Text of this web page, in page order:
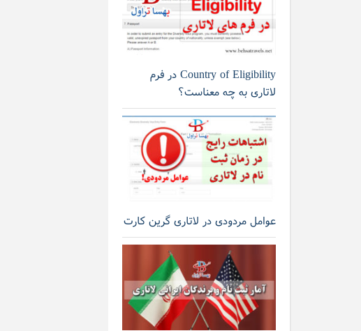
Country of Eligibility در فرم
لاتاری به چه معناست؟
عوامل مردودی در لاتاری گرین کارت